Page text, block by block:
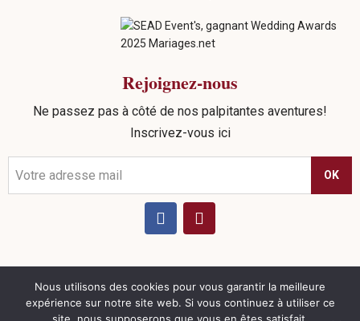
Rejoignez-nous
Ne passez pas à côté de nos palpitantes aventures!
Inscrivez-vous ici
OK
© 2026 Sead Events. tous droits réservés |
Politique de
confidentialité | Mentions Légales CGV | Réalisation
Nous utilisons des cookies pour vous garantir la meilleure
expérience sur notre site web. Si vous continuez à utiliser ce